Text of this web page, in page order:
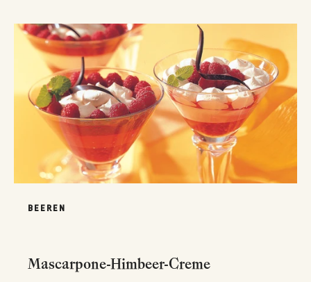
BEEREN
Mascarpone-Himbeer-Creme